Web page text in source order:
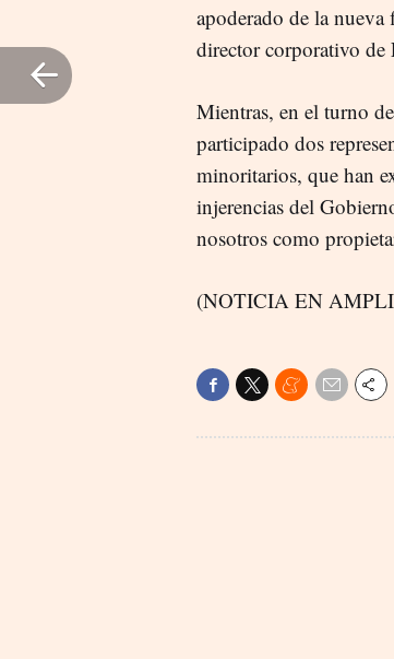
apoderado de la
director corporativo de
Mientras, en el turno
participado dos
minoritarios, que han
injerencias del
nosotros como
(NOTICIA EN